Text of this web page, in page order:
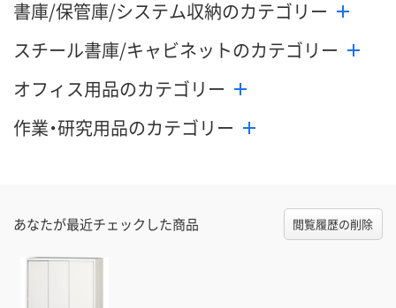
書庫/保管庫/システム収納のカテゴリー
スチール書庫/キャビネットのカテゴリー
オフィス用品のカテゴリー
作業・研究用品のカテゴリー
あなたが最近チェックした商品 閲覧履歴の削除